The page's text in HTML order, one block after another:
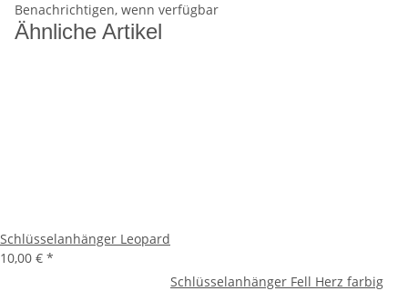
Benachrichtigen, wenn verfügbar
Ähnliche Artikel
Schlüsselanhänger Leopard
10,00 € *
Schlüsselanhänger Fell Herz farbig